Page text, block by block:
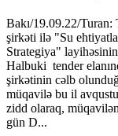
Bakı/19.09.22/
şirkəti ilə "Su
Strategiya"
Halbuki tender
şirkətinin cəlb
müqavilə bu il
zidd olaraq,
gün D...